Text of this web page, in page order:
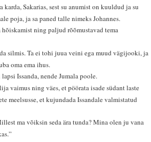
Sakarias, sest su anumist on kuuldud ja su
poja, ja sa paned talle nimeks Johannes.
hõiskamist ning paljud rõõmustavad tema
silmis. Ta ei tohi juua veini ega muud vägijooki, ja
oma ema ihus.
Issanda, nende Jumala poole.
vaimus ning väes, et pöörata isade südant laste
meelsusse, et kujundada Issandale valmistatud
ma võiksin seda ära tunda? Mina olen ju vana